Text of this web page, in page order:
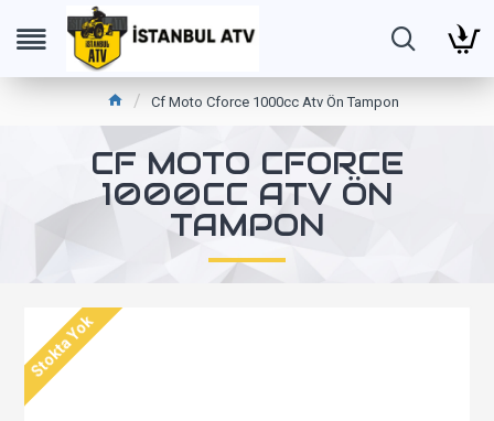
Cf Moto Cforce 1000cc Atv Ön Tampon
CF MOTO CFORCE
1000CC ATV ÖN
TAMPON
Stokta Yok